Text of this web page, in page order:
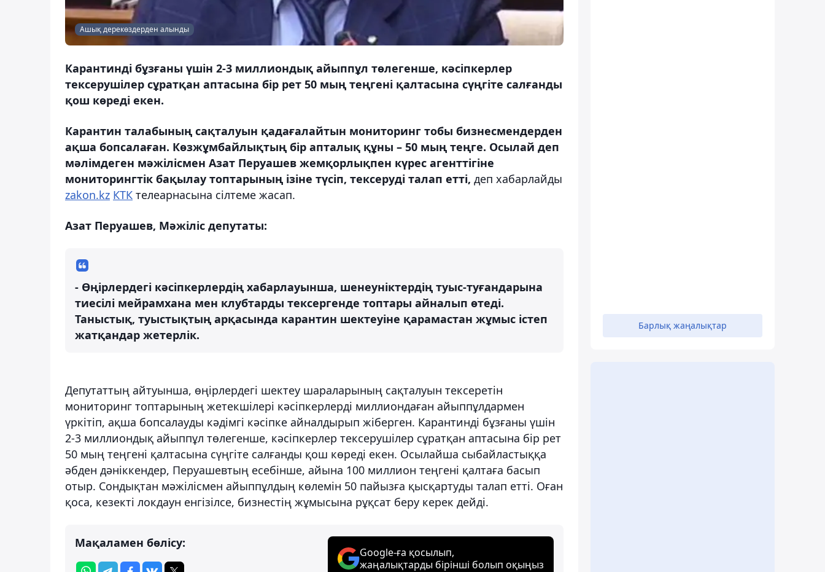
Ашық дерекөздерден алынды
Карантинді бұзғаны үшін 2-3 миллиондық айыппұл төлегенше, кәсіпкерлер
тексерушілер сұратқан аптасына бір рет 50 мың теңгені қалтасына сүңгіте салғанды
қош көреді екен.
Карантин талабының сақталуын қадағалайтын мониторинг тобы бизнесмендерден
ақша бопсалаған. Көзжұмбайлықтың бір апталық құны – 50 мың теңге. Осылай деп
мәлімдеген мәжілісмен Азат Перуашев жемқорлықпен күрес агенттігіне
мониторингтік бақылау топтарының ізіне түсіп, тексеруді талап етті, деп хабарлайды
zakon.kz КТК телеарнасына сілтеме жасап.
Азат Перуашев, Мәжіліс депутаты:
- Өңірлердегі кәсіпкерлердің хабарлауынша, шенеуніктердің туыс-туғандарына
тиесілі мейрамхана мен клубтарды тексергенде топтары айналып өтеді.
Таныстық, туыстықтың арқасында карантин шектеуіне қарамастан жұмыс істеп
жатқандар жетерлік.
Депутаттың айтуынша, өңірлердегі шектеу шараларының сақталуын тексеретін
мониторинг топтарының жетекшілері кәсіпкерлерді миллиондаған айыппұлдармен
үркітіп, ақша бопсалауды кәдімгі кәсіпке айналдырып жіберген. Карантинді бұзғаны үшін
2-3 миллиондық айыппұл төлегенше, кәсіпкерлер тексерушілер сұратқан аптасына бір рет
50 мың теңгені қалтасына сүңгіте салғанды қош көреді екен. Осылайша сыбайластыққа
әбден дәніккендер, Перуашевтың есебінше, айына 100 миллион теңгені қалтаға басып
отыр. Сондықтан мәжілісмен айыппұлдың көлемін 50 пайызға қысқартуды талап етті. Оған
қоса, кезекті локдаун енгізілсе, бизнестің жұмысына рұқсат беру керек дейді.
Мақаламен бөлісу:
Google-ға қосылып,
жаңалықтарды бірінші болып оқыңыз
Барлық жаңалықтар